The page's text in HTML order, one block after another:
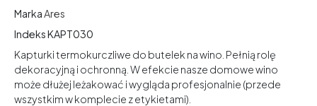
MarkaAres
IndeksKAPT030
Kapturki termokurczliwe do butelek na wino. Pełnią rolę
dekoracyjną i ochronną. W efekcie nasze domowe wino
może dłużej leżakować i wygląda profesjonalnie (przede
wszystkim w komplecie z etykietami).